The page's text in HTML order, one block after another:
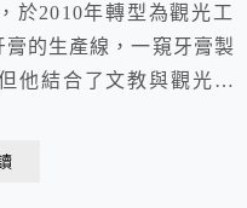
於2010年轉型為觀光工
的生產線，一窺牙膏製
他結合了文教與觀光產